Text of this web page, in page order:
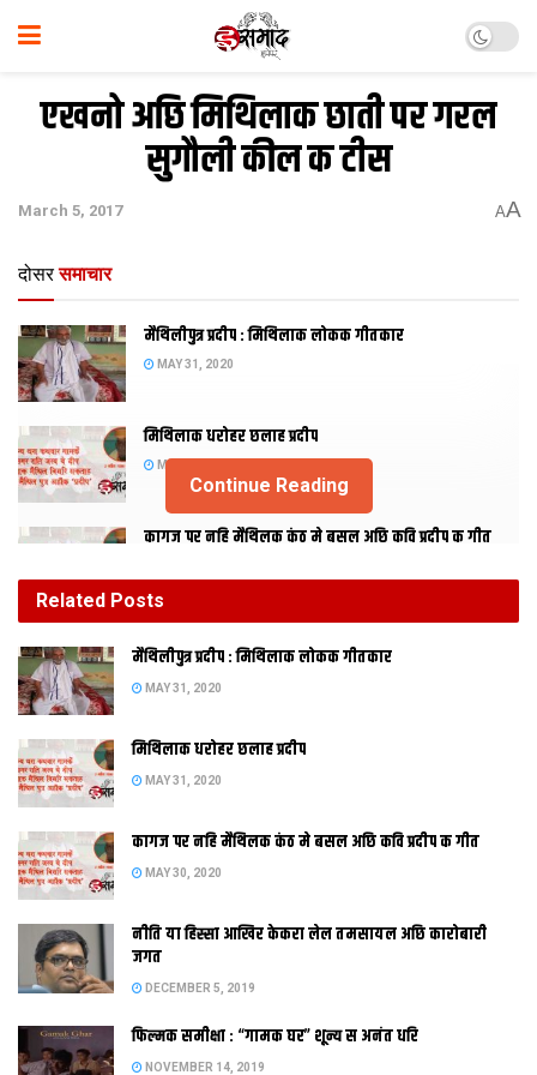
एखनो अछि मिथिलाक छाती पर गरल
सुगौली कील क टीस
March 5, 2017 AA
दोसर समाचार
मैथिलीपुत्र प्रदीप : मिथिलाक लोकक गीतकार
MAY 31, 2020
मिथिलाक धरोहर छलाह प्रदीप
MAY 31, 2020
कागज पर नहि मैथिलक कंठ मे बसल अछि कवि प्रदीप क गीत
जगत
DECEMBER 5, 2019
विकाश वत्सनाभ
Continue Reading
Related Posts
मैथिलीपुत्र प्रदीप : मिथिलाक लोकक गीतकार
MAY 31, 2020
मिथिलाक धरोहर छलाह प्रदीप
MAY 31, 2020
कागज पर नहि मैथिलक कंठ मे बसल अछि कवि प्रदीप क गीत
MAY 30, 2020
नीति या हिस्सा आखिर केकरा लेल तमसायल अछि कारोबारी
जगत
DECEMBER 5, 2019
फिल्मक समीक्षा : “गामक घर” शून्य स अनंत धरि
NOVEMBER 14, 2019